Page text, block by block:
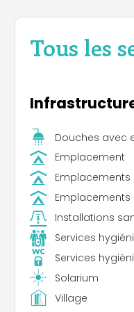
Tous les
Douches avec
Emplacement
Installations
Services
Services
Solarium
Village